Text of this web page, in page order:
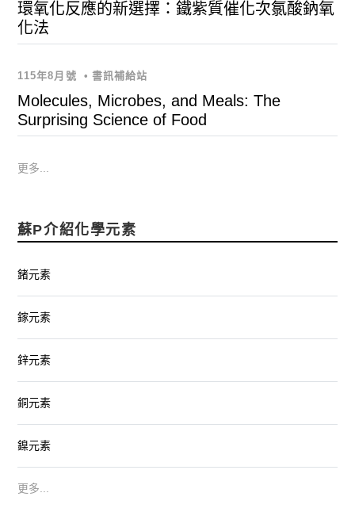
環氧化反應的新選擇：鐵紫質催化次氯酸鈉氧
化法
115年8月號 • 書訊補給站
Molecules, Microbes, and Meals: The
Surprising Science of Food
更多...
蘇P介紹化學元素
鍺元素
鎵元素
鋅元素
銅元素
鎳元素
更多...